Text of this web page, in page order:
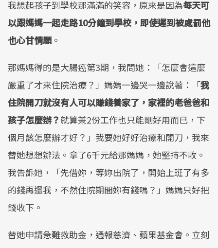
我想起孩子到學校那滿滿的笑容，原來是因為每天可
以跟媽媽一起走路10分鐘到學校，即使遲到被處罰他
也心甘情願。
那媽媽得的是大腸癌第3期，我問她：「怎麼會這麼
嚴重了才來住院治療？」媽媽一邊哭一邊說著：「我
住院開刀就沒有人可以賺錢養家了，家裡的老爸爸和
孩子怎麼辦？就算兼2份工作也只能剛好用而已，下
個月該怎麼辦才好？」我要她好好治療和開刀，我來
替她想想辦法。拿了6千元給那媽媽，她堅持不收。
我告訴她，「先借妳，等妳出院了，開始上班了有多
的錢再還我，不然住院期間妳有錢嗎？」媽媽只好把
錢收下。
替她申請急難救助金，通報慈濟、蘋果基金會。立刻